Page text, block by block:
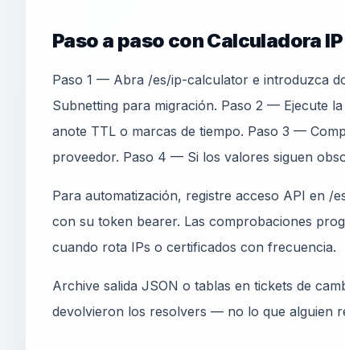
Paso a paso con Calculadora IP
Paso 1 — Abra /es/ip-calculator e introduzca
Subnetting para migración. Paso 2 — Ejecute
anote TTL o marcas de tiempo. Paso 3 —
proveedor. Paso 4 — Si los valores siguen
Para automatización, registre acceso API en /
con su token bearer. Las comprobaciones
cuando rota IPs o certificados con frecuencia.
Archive salida JSON o tablas en tickets de
devolvieron los resolvers — no lo que alguien